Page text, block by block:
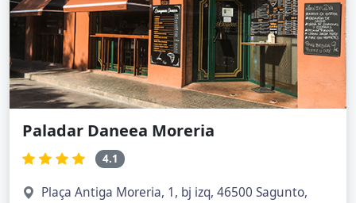
Paladar Daneea Moreria
4.1
Plaça Antiga Moreria, 1, bj izq, 46500 Sagunto,